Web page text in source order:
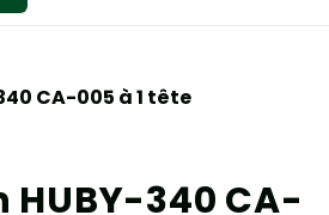
CA-005 à 1 tête
HUBY-340 CA-